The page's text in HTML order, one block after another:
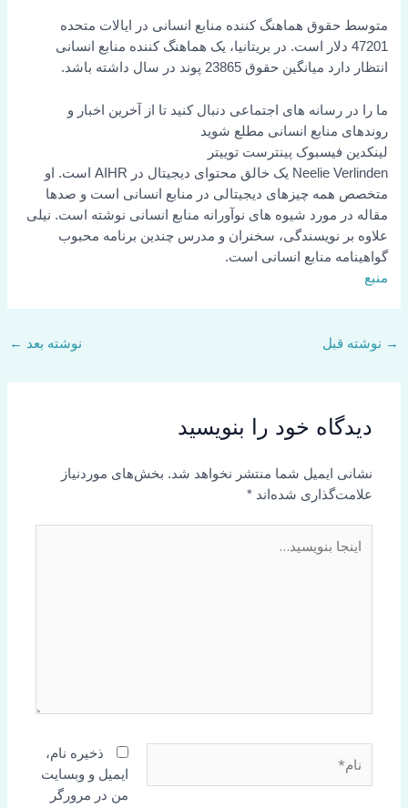
متوسط حقوق هماهنگ کننده منابع انسانی در ایالات متحده
47201 دلار است. در بریتانیا، یک هماهنگ کننده منابع انسانی
انتظار دارد میانگین حقوق 23865 پوند در سال داشته باشد.
ما را در رسانه های اجتماعی دنبال کنید تا از آخرین اخبار و
روندهای منابع انسانی مطلع شوید
لینکدین فیسبوک پینترست توییتر
Neelie Verlinden یک خالق محتوای دیجیتال در AIHR است. او
متخصص همه چیزهای دیجیتالی در منابع انسانی است و صدها
مقاله در مورد شیوه های نوآورانه منابع انسانی نوشته است. نیلی
علاوه بر نویسندگی، سخنران و مدرس چندین برنامه محبوب
گواهینامه منابع انسانی است.
منبع
→ نوشته قبل نوشته بعد ←
دیدگاه‌ خود را بنویسید
نشانی ایمیل شما منتشر نخواهد شد. بخش‌های موردنیاز
علامت‌گذاری شده‌اند*
بنویسید…
ذخیره نام،
ایمیل و وبسایت
من در مرورگر